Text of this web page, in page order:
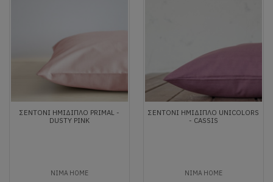
ΣΕΝΤΌΝΙ ΗΜΊΔΙΠΛΟ PRIMAL -
DUSTY PINK
NIMA HOME
ΣΕΝΤΌΝΙ ΗΜΊΔΙΠΛΟ UNICOLORS
- CASSIS
NIMA HOME